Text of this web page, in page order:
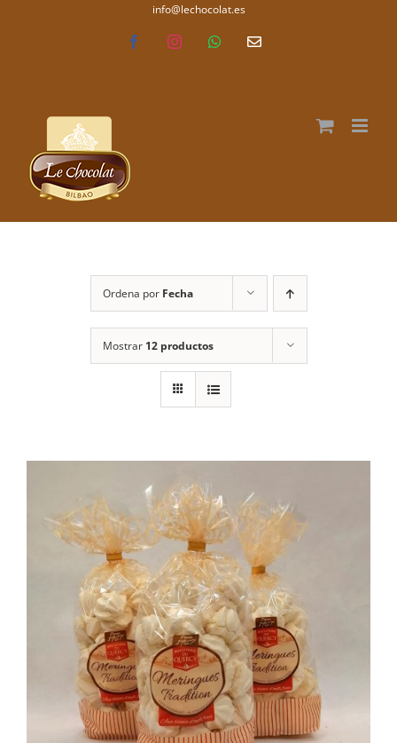
info@lechocolat.es
FacebookInstagramWhatsAppCorreo
Ordena por Fecha
Mostrar 12 productos